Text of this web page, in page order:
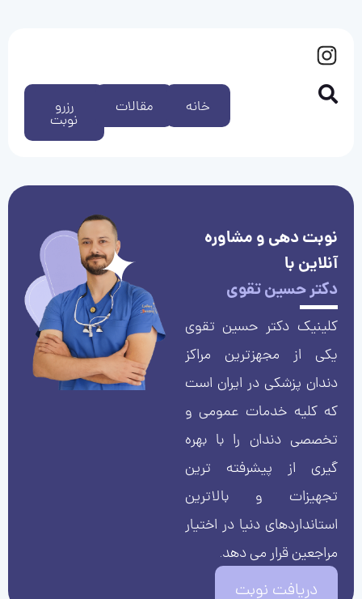
رزرو
نوبت
مقالات خانه
نوبت دهی و مشاوره
آنلاین با
دکتر حسین تقوی
کلینیک دکتر حسین تقوی
یکی از مجهزترین مراکز
دندان پزشکی در ایران است
که کلیه خدمات عمومی و
تخصصی دندان را با بهره
گیری از پیشرفته ترین
تجهیزات و بالاترین
استانداردهای دنیا در اختیار
مراجعین قرار می دهد.
دریافت نوبت